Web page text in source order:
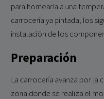
para hornearla a una
carrocería ya pintada, los
instalación de los
Preparación
La carrocería avanza por la
zona donde se realiza el